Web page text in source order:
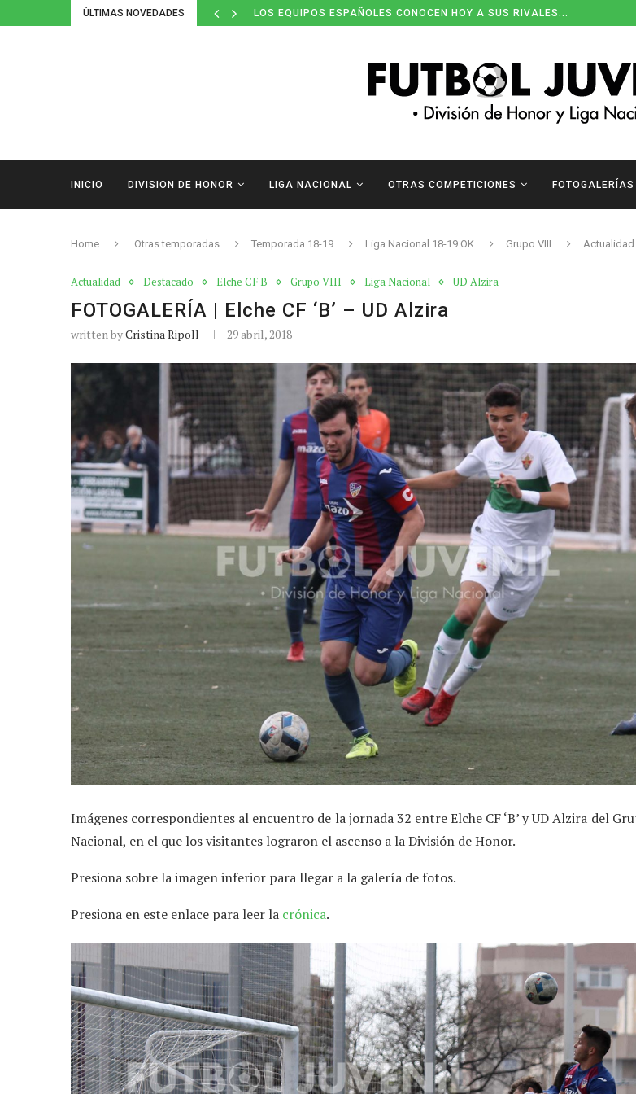
ÚLTIMAS NOVEDADES LOS EQUIPOS ESPAÑOLES CONOCEN HOY A SUS RIVALES...
INICIO DIVISION DE HONOR LIGA NACIONAL OTRAS COMPETICIONES FOTOGALERÍAS
Home Otras temporadas Temporada 18-19 Liga Nacional 18-19 OK Grupo VIII Actualidad
Actualidad Destacado Elche CF B Grupo VIII Liga Nacional UD Alzira
FOTOGALERÍA | Elche CF ‘B’ – UD Alzira
written byCristina Ripoll 29 abril, 2018
Imágenes correspondientes al encuentro de la jornada 32 entre Elche CF ‘B’ y UD Alzira del
Nacional, en el que los visitantes lograron el ascenso a la División de Honor.
Presiona sobre la imagen inferior para llegar a la galería de fotos.
Presiona en este enlace para leer la crónica.